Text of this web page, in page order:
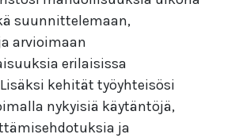
suunnittelemaan,
arvioimaan
erilaisissa
kehität työyhteisösi
nykyisiä käytäntöjä,
ja